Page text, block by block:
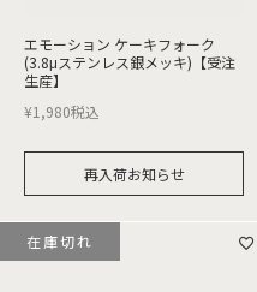
エモーション ケーキフォーク
(3.8μステンレス銀メッキ)【受注
生産】
¥1,980税込
再入荷お知らせ
在庫切れ